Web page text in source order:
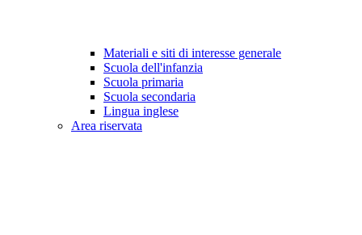
Materiali e siti di interesse generale
Scuola dell'infanzia
Scuola primaria
Scuola secondaria
Lingua inglese
Area riservata